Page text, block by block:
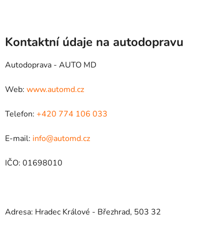
Kontaktní údaje na autodopravu
Autodoprava - AUTO MD
Web: www.automd.cz
Telefon: +420 774 106 033
E-mail: info@automd.cz
IČO: 01698010
Adresa: Hradec Králové - Březhrad, 503 32